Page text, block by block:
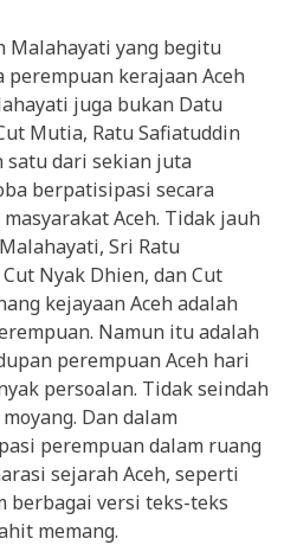
Malahayati yang begitu
kerajaan Aceh
juga bukan Datu
Mutia, Ratu Safiatuddin
satu dari sekian juta
berpatisipasi secara
Aceh. Tidak jauh
Sri Ratu
Nyak Dhien, dan Cut
kejayaan Aceh adalah
Namun itu adalah
perempuan Aceh hari
persoalan. Tidak seindah
Dan dalam
perempuan dalam ruang
sejarah Aceh, seperti
berbagai versi teks-teks
memang.